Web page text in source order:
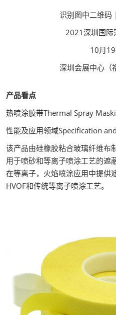
识别图中二维码
2021深圳国际
10月
深圳会展中心（
产品看点
热喷涂胶带Thermal Spray
性能及应用领域Specification
该产品由硅橡胶粘合玻璃纤维布
用于喷砂和等离子喷涂工艺的遮
在等离子，火焰喷涂应用中提供
HVOF和传统等离子喷涂工艺。